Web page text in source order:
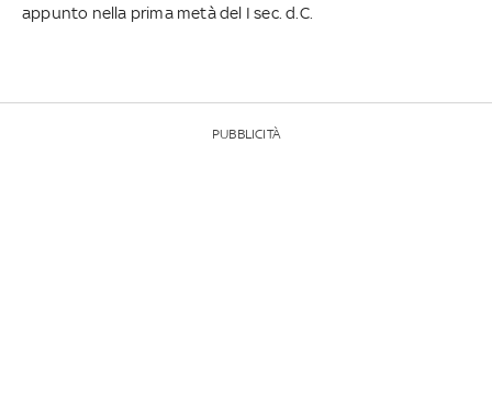
appunto nella prima metà del I sec. d.C.
PUBBLICITÀ